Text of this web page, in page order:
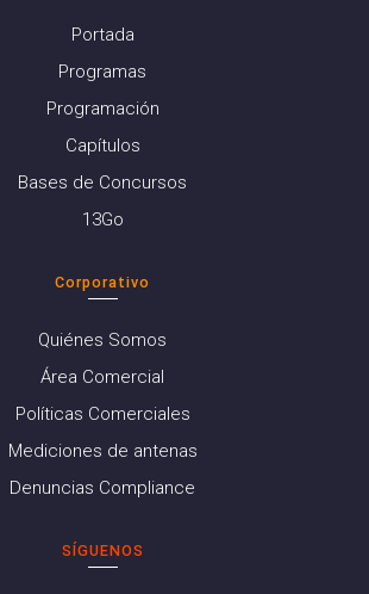
Portada
Programas
Programación
Capítulos
Bases de Concursos
13Go
Corporativo
Quiénes Somos
Área Comercial
Políticas Comerciales
Mediciones de antenas
Denuncias Compliance
SÍGUENOS